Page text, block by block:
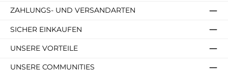
ZAHLUNGS- UND VERSANDARTEN
SICHER EINKAUFEN
UNSERE VORTEILE
UNSERE COMMUNITIES